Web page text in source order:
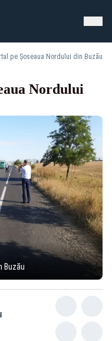
pe Șoseaua Nordului din Buzău
Nordului
Buzău